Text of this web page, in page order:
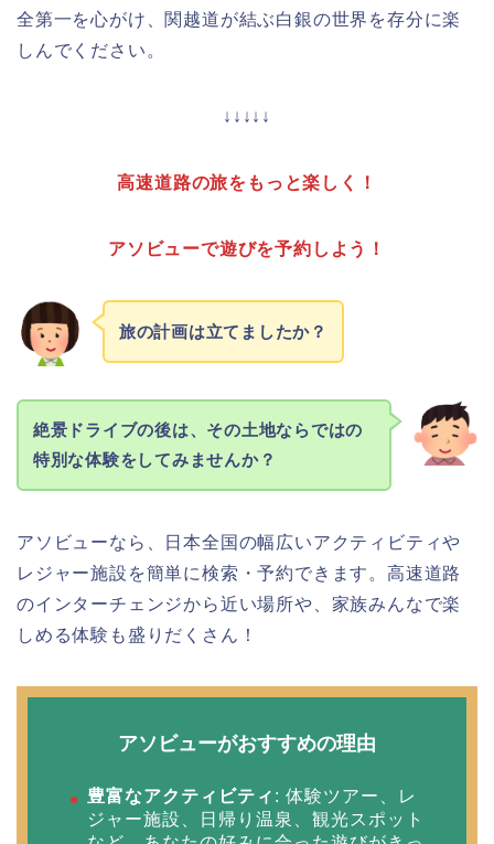
全第一を心がけ、関越道が結ぶ白銀の世界を存分に楽
しんでください。
↓↓↓↓↓
高速道路の旅をもっと楽しく！
アソビューで遊びを予約しよう！
旅の計画は立てましたか？
絶景ドライブの後は、その土地ならではの
特別な体験をしてみませんか？
アソビューなら、日本全国の幅広いアクティビティや
レジャー施設を簡単に検索・予約できます。高速道路
のインターチェンジから近い場所や、家族みんなで楽
しめる体験も盛りだくさん！
アソビューがおすすめの理由
豊富なアクティビティ : 体験ツアー、レ
ジャー施設、日帰り温泉、観光スポット